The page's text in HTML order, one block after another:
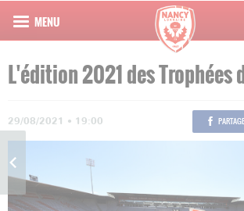
L'édition 2021 des Trophées
29/08/2021 • 19:00